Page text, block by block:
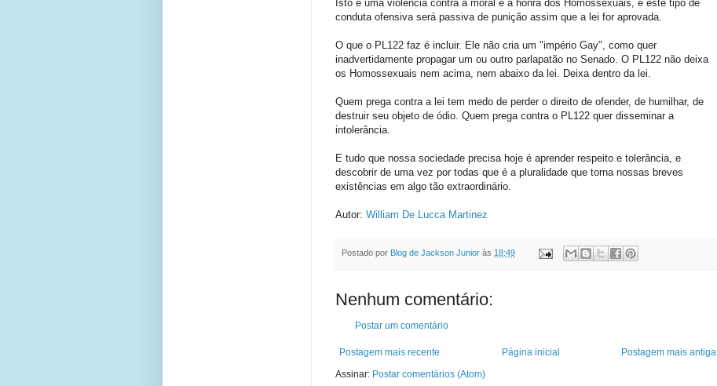
Isto é uma violência contra a moral e a honra dos Homossexuais, e este tipo de
conduta ofensiva será passiva de punição assim que a lei for aprovada.
O que o PL122 faz é incluir. Ele não cria um "império Gay", como quer
inadvertidamente propagar um ou outro parlapatão no Senado. O PL122 não deixa
os Homossexuais nem acima, nem abaixo da lei. Deixa dentro da lei.
Quem prega contra a lei tem medo de perder o direito de ofender, de humilhar, de
destruir seu objeto de ódio. Quem prega contra o PL122 quer disseminar a
intolerância.
E tudo que nossa sociedade precisa hoje é aprender respeito e tolerância, e
descobrir de uma vez por todas que é a pluralidade que torna nossas breves
existências em algo tão extraordinário.
Autor: William De Lucca Martinez
Postado por Blog de Jackson Junior às 18:49
Nenhum comentário:
Postar um comentário
Postagem mais recente Postagem mais antiga
Página inicial
Assinar: Postar comentários (Atom)